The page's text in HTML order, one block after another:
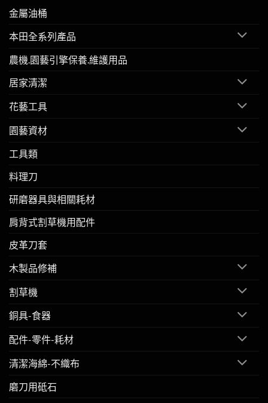
金屬油桶
本田全系列產品
農機.園藝引擎保養.維護用品
居家清潔
花藝工具
園藝資材
工具類
料理刀
研磨器具與相關耗材
肩背式割草機用配件
皮革刀套
木製品修補
割草機
銅具-食器
配件-零件-耗材
清潔海綿-不織布
磨刀用砥石